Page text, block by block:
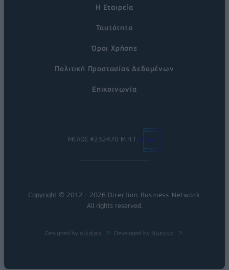
Η Εταιρεία
Ταυτότητα
Όροι Χρήσης
Πολιτική Προστασίας Δεδομένων
Επικοινωνία
ΜΕΛΟΣ #232470 Μ.Η.Τ.
Copyright © 2012 - 2026 Direction Business Network
All rights reserved.
Designed by nikolas Developed by Nuevvo